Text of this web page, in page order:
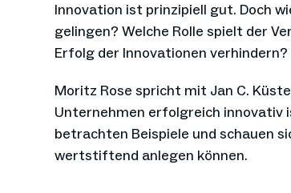
Innovation ist prinzipiell gut. Doch
gelingen? Welche Rolle spielt der
Erfolg der Innovationen verhindern?
Moritz Rose spricht mit Jan C.
Unternehmen erfolgreich innovativ
betrachten Beispiele und schauen
wertstiftend anlegen können.